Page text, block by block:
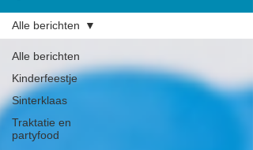
Alle berichten
Kinderfeestje
Sinterklaas
Traktatie en
partyfood
Alle berichten